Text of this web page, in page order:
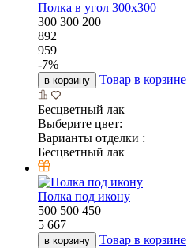
Полка в угол 300х300
300 300 200
892
959
-7%
в корзину Товар в корзине
Бесцветный лак
Выберите цвет:
Варианты отделки :
Бесцветный лак
Полка под икону
500 500 450
5 667
в корзину Товар в корзине